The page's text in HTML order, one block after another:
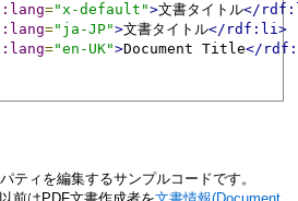
="x-default">文書タイトル</
="ja-JP">文書タイトル</rdf:li>
="en-UK">Document Title</
ティを編集するサンプルコードです。